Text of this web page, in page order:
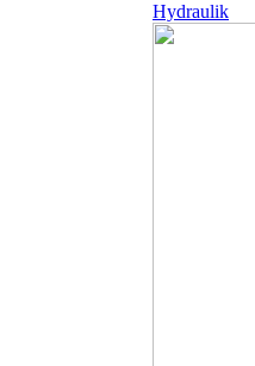
Hydraulik